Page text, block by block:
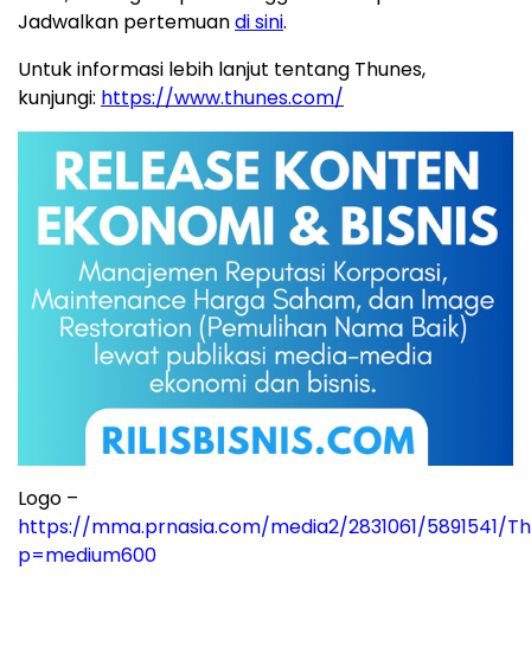
Jadwalkan pertemuandi sini.
Untuk informasi lebih lanjut tentang Thunes,
kunjungi: https://www.thunes.com/
Logo –
https://mma.prnasia.com/media2/2831061/5891541/
p=medium600